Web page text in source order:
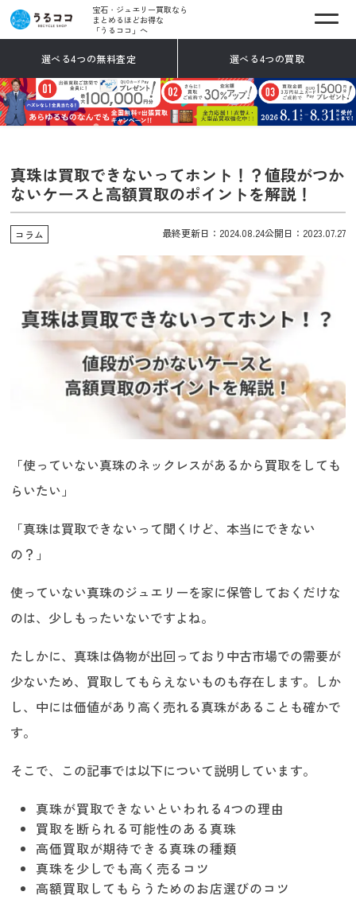
宝石・ジュエリー買取なら
まとめるほどお得な
「うるココ」へ
選べる4つの無料査定 選べる4つの買取
真珠は買取できないってホント！？値段がつか
ないケースと高額買取のポイントを解説！
コラム 最終更新日：2024.08.24公開日：2023.07.27
「使っていない真珠のネックレスがあるから買取をしても
らいたい」
「真珠は買取できないって聞くけど、本当にできない
の？」
使っていない真珠のジュエリーを家に保管しておくだけな
のは、少しもったいないですよね。
たしかに、真珠は偽物が出回っており中古市場での需要が
少ないため、買取してもらえないものも存在します。しか
し、中には価値があり高く売れる真珠があることも確かで
す。
そこで、この記事では以下について説明しています。
真珠が買取できないといわれる4つの理由
買取を断られる可能性のある真珠
高価買取が期待できる真珠の種類
真珠を少しでも高く売るコツ
高額買取してもらうためのお店選びのコツ